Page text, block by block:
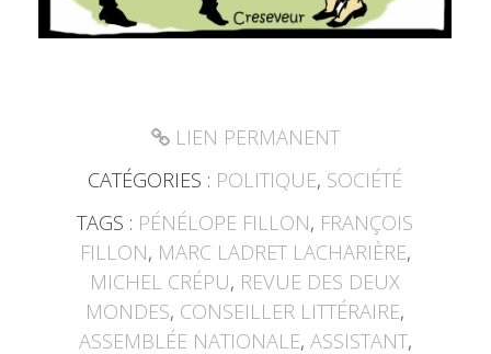
LIEN PERMANENT
CATÉGORIES : POLITIQUE, SOCIÉTÉ
TAGS : PÉNÉLOPE FILLON, FRANÇOIS
FILLON, MARC LADRET LACHARIÈRE,
MICHEL CRÉPU, REVUE DES DEUX
MONDES, CONSEILLER LITTÉRAIRE,
ASSEMBLÉE NATIONALE, ASSISTANT,